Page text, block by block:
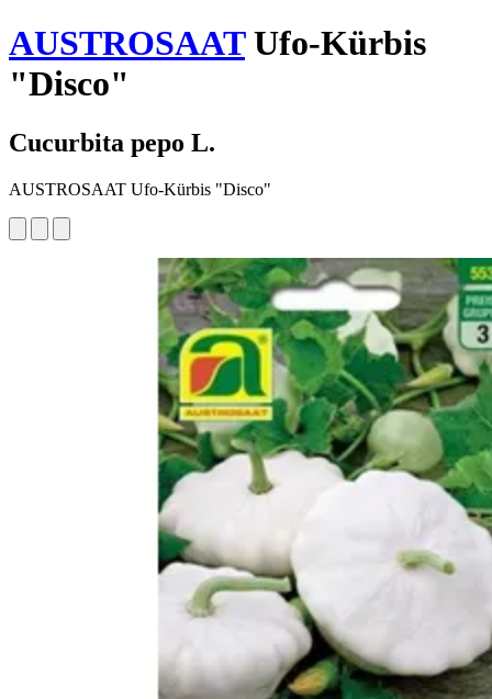
AUSTROSAATUfo-Kürbis
"Disco"
Cucurbita pepo L.
AUSTROSAAT Ufo-Kürbis "Disco"